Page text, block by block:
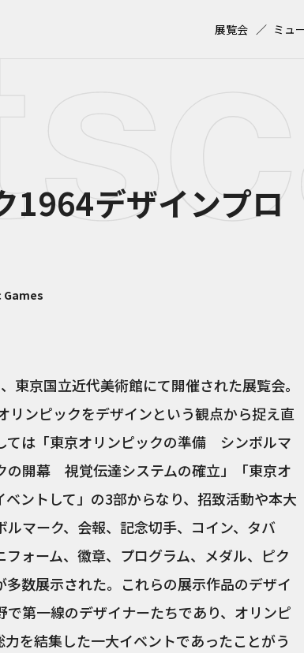
展覧会 ミュ
1964デザインプロ
東京国立近代美術館にて開催された展覧会。
リンピックをデザインという観点から捉え直
ては「東京オリンピックの準備 シンボルマ
の開幕 視覚伝達システムの確立」「東京オ
ントして」の3部からなり、招致活動や本大
マーク、会報、記念切手、コイン、タバ
ォーム、徽章、プログラム、メダル、ピク
数展示された。これらの展示作品のデザイ
第一線のデザイナーたちであり、オリンピ
を結集した一大イベントであったことがう